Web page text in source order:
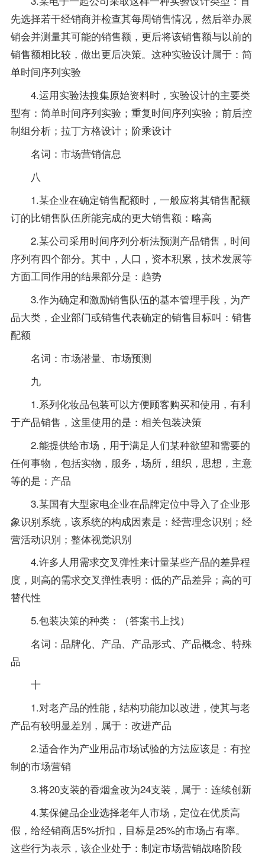
先选择若干经销商并检查其每周销售情况，然后举办展
销会并测量其可能的销售额，更后将该销售额与以前的
销售额相比较，做出更后决策。这种实验设计属于：简
单时间序列实验
4.运用实验法搜集原始资料时，实验设计的主要类
型有：简单时间序列实验；重复时间序列实验；前后控
制组分析；拉丁方格设计；阶乘设计
名词：市场营销信息
八
1.某企业在确定销售配额时，一般应将其销售配额
订的比销售队伍所能完成的更大销售额：略高
2.某公司采用时间序列分析法预测产品销售，时间
序列有四个部分。其中，人口，资本积累，技术发展等
方面工同作用的结果部分是：趋势
3.作为确定和激励销售队伍的基本管理手段，为产
品大类，企业部门或销售代表确定的销售目标叫：销售
配额
名词：市场潜量、市场预测
九
1.系列化妆品包装可以方便顾客购买和使用，有利
于产品销售，这里使用的是：相关包装决策
2.能提供给市场，用于满足人们某种欲望和需要的
任何事物，包括实物，服务，场所，组织，思想，主意
等的是：产品
3.某国有大型家电企业在品牌定位中导入了企业形
象识别系统，该系统的构成因素是：经营理念识别；经
营活动识别；整体视觉识别
4.许多人用需求交叉弹性来计量某些产品的差异程
度，则高的需求交叉弹性表明：低的产品差异；高的可
替代性
5.包装决策的种类：（答案书上找）
名词：品牌化、产品、产品形式、产品概念、特殊
品
十
1.对老产品的性能，结构功能加以改进，使其与老
产品有较明显差别，属于：改进产品
2.适合作为产业用品市场试验的方法应该是：有控
制的市场营销
3.将20支装的香烟盒改为24支装，属于：连续创新
4.某保健品企业选择老年人市场，定位在优质高
假，给经销商店5%折扣，目标是25%的市场占有率。
这些行为表示，该企业处于：制定市场营销战略阶段